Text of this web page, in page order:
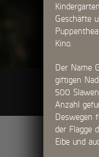
Geschäfte
Kino.
Der Name
giftigen
500
Anzahl
Deswegen
der Flagge
Eibe und